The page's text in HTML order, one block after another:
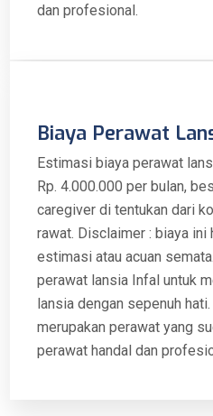
dan profesional.
Biaya Perawat
Estimasi biaya perawat
Rp. 4.000.000 per bulan,
caregiver di tentukan dari
rawat. Disclaimer : biaya ini
estimasi atau acuan
perawat lansia Infal untuk
lansia dengan sepenuh
merupakan perawat yang
perawat handal dan